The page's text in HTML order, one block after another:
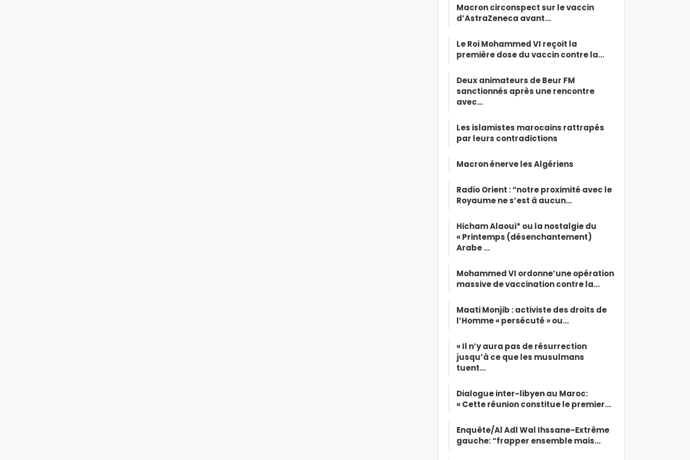
Macron circonspect sur le vaccin
d’AstraZeneca avant…
Le Roi Mohammed VI reçoit la
première dose du vaccin contre la…
Deux animateurs de Beur FM
sanctionnés après une rencontre
avec…
Les islamistes marocains rattrapés
par leurs contradictions
Macron énerve les Algériens
Radio Orient : “notre proximité avec le
Royaume ne s’est à aucun…
Hicham Alaoui* ou la nostalgie du
« Printemps (désenchantement)
Arabe …
Mohammed VI ordonne’une opération
massive de vaccination contre la…
Maati Monjib : activiste des droits de
l’Homme « persécuté » ou…
« Il n’y aura pas de résurrection
jusqu’à ce que les musulmans
tuent…
Dialogue inter-libyen au Maroc:
« Cette réunion constitue le premier…
Enquête/Al Adl Wal Ihssane-Extrême
gauche: “frapper ensemble mais…